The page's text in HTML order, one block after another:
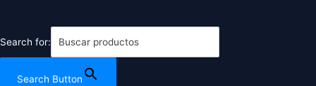
Search for:
Search Button